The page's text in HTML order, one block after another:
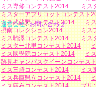
ミス専修コンテスト2014
ミス
ミスターアプリコットコンテスト
ミス武蔵野コンテスト2014
ミ
摂南コレクション2014
ミス
ミス駒澤コンテスト2014
ミス
ミスター北里コンテスト2014
ミス國學院コンテスト2014
ミ
跡見キャンパスクイーンコンテス
ミス三崎コンテスト2014
ミス
ミス兵庫県立コンテスト2014
ミス麻布コンテスト2014
プリ
運営会社/お問い合わせ